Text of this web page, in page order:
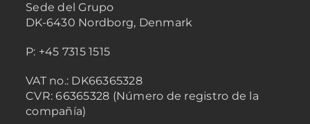
Sede del Grupo
DK-6430 Nordborg, Denmark
P: +45 7315 1515
VAT no.: DK66365328
CVR: 66365328 (Número de registro de la
compañía)